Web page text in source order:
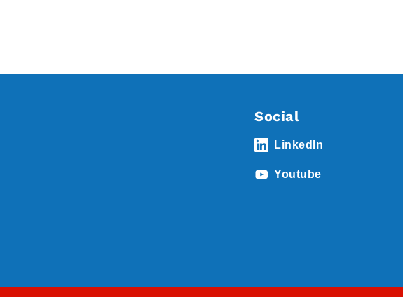
Social
LinkedIn
Youtube